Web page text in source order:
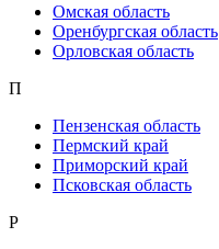
Омская область
Оренбургская область
Орловская область
П
Пензенская область
Пермский край
Приморский край
Псковская область
Р